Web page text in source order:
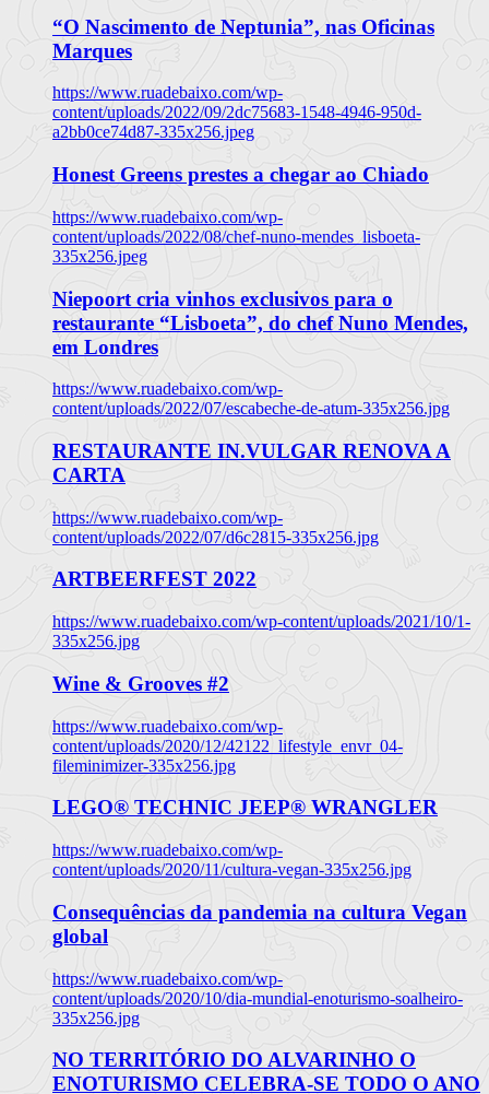
“O Nascimento de Neptunia”, nas Oficinas
Marques
https://www.ruadebaixo.com/wp-
content/uploads/2022/09/2dc75683-1548-4946-950d-
a2bb0ce74d87-335x256.jpeg
Honest Greens prestes a chegar ao Chiado
https://www.ruadebaixo.com/wp-
content/uploads/2022/08/chef-nuno-mendes_lisboeta-
335x256.jpeg
Niepoort cria vinhos exclusivos para o
restaurante “Lisboeta”, do chef Nuno Mendes,
em Londres
https://www.ruadebaixo.com/wp-
content/uploads/2022/07/escabeche-de-atum-335x256.jpg
RESTAURANTE IN.VULGAR RENOVA A
CARTA
https://www.ruadebaixo.com/wp-
content/uploads/2022/07/d6c2815-335x256.jpg
ARTBEERFEST 2022
https://www.ruadebaixo.com/wp-content/uploads/2021/10/1-
335x256.jpg
Wine & Grooves #2
https://www.ruadebaixo.com/wp-
content/uploads/2020/12/42122_lifestyle_envr_04-
fileminimizer-335x256.jpg
LEGO® TECHNIC JEEP® WRANGLER
https://www.ruadebaixo.com/wp-
content/uploads/2020/11/cultura-vegan-335x256.jpg
Consequências da pandemia na cultura Vegan
global
https://www.ruadebaixo.com/wp-
content/uploads/2020/10/dia-mundial-enoturismo-soalheiro-
335x256.jpg
NO TERRITÓRIO DO ALVARINHO O
ENOTURISMO CELEBRA-SE TODO O ANO